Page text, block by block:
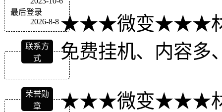
最后登录
2026-8-8
联系方
式
荣誉勋
章
★★★微变★★★材
免费挂机、内容
★★★微变★★★材